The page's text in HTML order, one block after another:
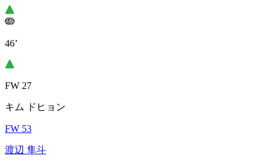
46’
FW 27
キム ドヒョン
FW 53
渡辺 隼斗